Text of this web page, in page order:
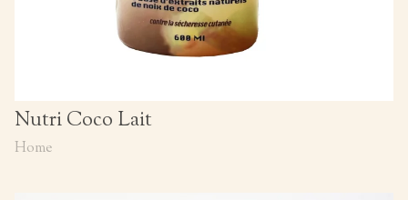
Nutri Coco Lait
Home